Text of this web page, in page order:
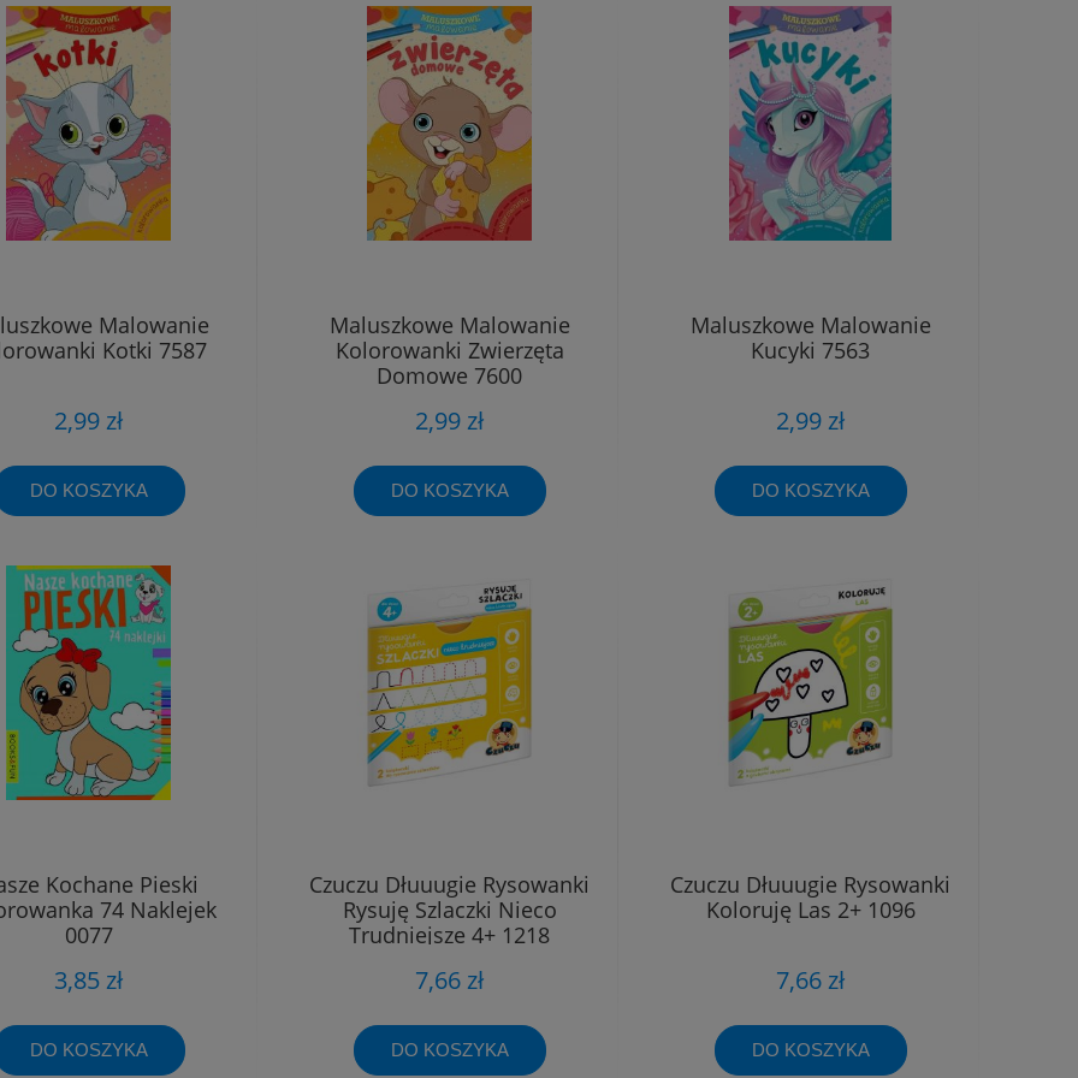
Malowanie
Kotki 7587
2,99 zł
DO KOSZYKA
Maluszkowe Malowanie
Kolorowanki Zwierzęta
Domowe 7600
2,99 zł
DO KOSZYKA
Maluszkowe Malowanie
Kucyki 7563
2,99 zł
DO KOSZYKA
Kochane Pieski
74 Naklejek
0077
3,85 zł
DO KOSZYKA
Czuczu Dłuuugie Rysowanki
Rysuję Szlaczki Nieco
Trudniejsze 4+ 1218
7,66 zł
DO KOSZYKA
Czuczu Dłuuugie Rysowanki
Koloruję Las 2+ 1096
7,66 zł
DO KOSZYKA